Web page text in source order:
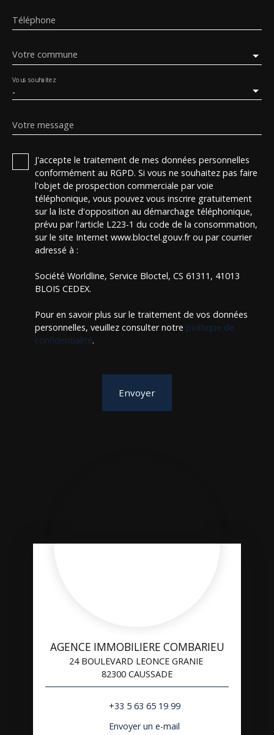
Téléphone
Votre commune
-
Vous souhaitez
Votre message
J'accepte le traitement de mes données personnelles
conformément au RGPD. Si vous ne souhaitez pas faire
l'objet de prospection commerciale par voie
téléphonique, vous pouvez vous inscrire gratuitement
sur la liste d'opposition au démarchage téléphonique,
prévu par l'article L223-1 du code de la consommation,
sur le site Internet www.bloctel.gouv.fr ou par courrier
adressé à :
Société Worldline, Service Bloctel, CS 61311, 41013
BLOIS CEDEX.
Pour en savoir plus sur le traitement de vos données
personnelles, veuillez consulter notre politique de
confidentialité.
Envoyer
AGENCE IMMOBILIERE COMBARIEU
24 BOULEVARD LEONCE GRANIE
82300 CAUSSADE
+33 5 63 65 19 99
Envoyer un e-mail